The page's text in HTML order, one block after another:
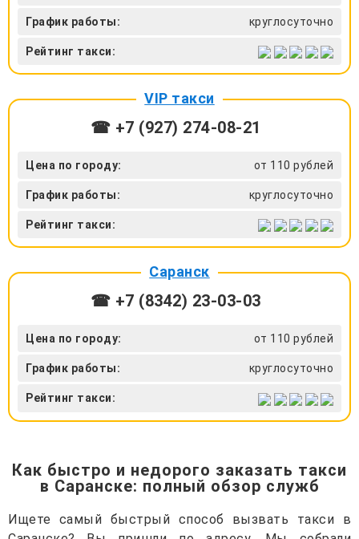
График работы: круглосуточно
Рейтинг такси:
VIP такси
☎ +7 (927) 274-08-21
Цена по городу: от 110 рублей
График работы: круглосуточно
Рейтинг такси:
Саранск
☎ +7 (8342) 23-03-03
Цена по городу: от 110 рублей
График работы: круглосуточно
Рейтинг такси:
Как быстро и недорого заказать такси
в Саранске: полный обзор служб
Ищете самый быстрый способ вызвать такси в